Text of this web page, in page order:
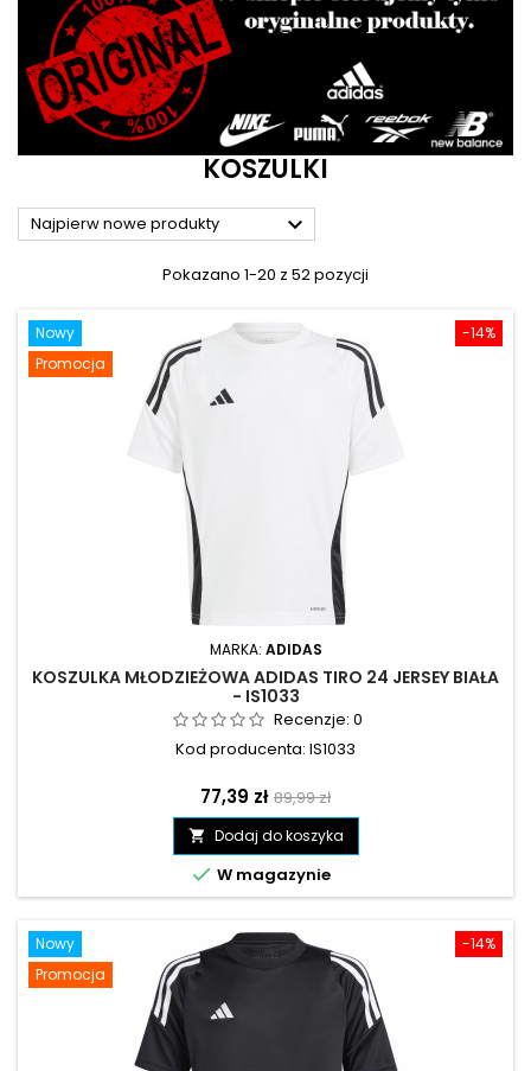
KOSZULKI
Najpierw nowe produkty 
Pokazano 1-20 z 52 pozycji
-14%
Nowy
Promocja
MARKA: ADIDAS
KOSZULKA MŁODZIEŻOWA ADIDAS TIRO 24 JERSEY BIAŁA
- IS1033
Recenzje: 0
Kod producenta: IS1033
Cena
77,39 zł Cena
podstawowa
89,99 zł
 Dodaj do koszyka
 W magazynie
-14%
Nowy
Promocja